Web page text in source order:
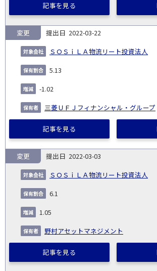
記事を見る
2022-03-22
ＳＯＳｉＬＡ物流リート投資法人
変更
5.13
-1.02
三菱ＵＦＪフィナンシャル・グループ
記事を見る
2022-03-03
ＳＯＳｉＬＡ物流リート投資法人
変更
6.1
1.05
野村アセットマネジメント
記事を見る